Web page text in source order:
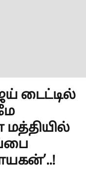
டைட்டில்
மத்தியில்